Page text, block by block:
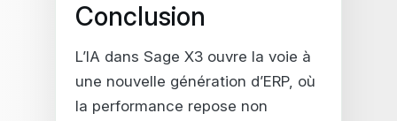
Conclusion
L’IA dans Sage X3 ouvre la voie à
une nouvelle génération d’ERP, où
la performance repose non